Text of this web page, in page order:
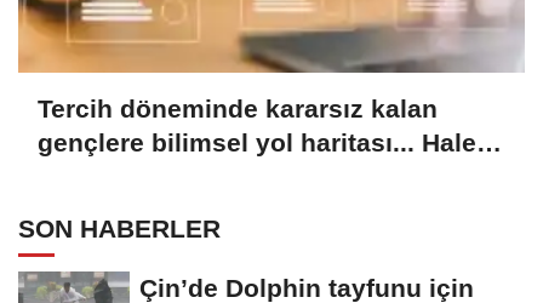
Tercih döneminde kararsız kalan
gençlere bilimsel yol haritası... Halen
SON HABERLER
Çin’de Dolphin tayfunu için